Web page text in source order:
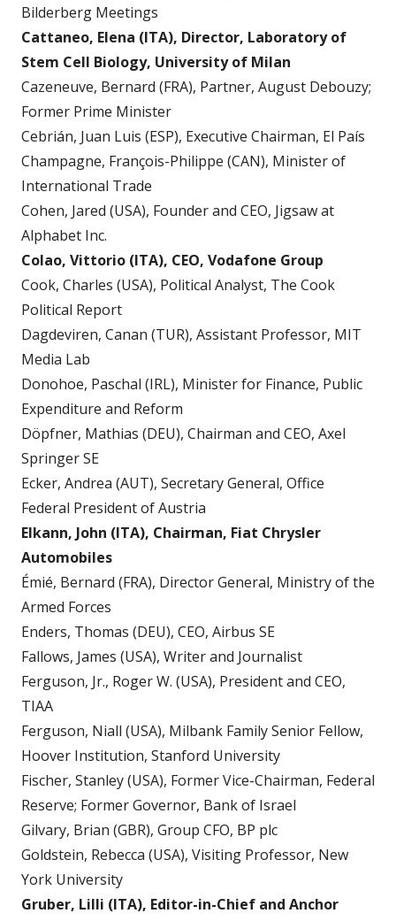
Bilderberg Meetings
Cattaneo, Elena (ITA), Director, Laboratory of
Stem Cell Biology, University of Milan
Cazeneuve, Bernard (FRA), Partner, August Debouzy;
Former Prime Minister
Cebrián, Juan Luis (ESP), Executive Chairman, El País
Champagne, François-Philippe (CAN), Minister of
International Trade
Cohen, Jared (USA), Founder and CEO, Jigsaw at
Alphabet Inc.
Colao, Vittorio (ITA), CEO, Vodafone Group
Cook, Charles (USA), Political Analyst, The Cook
Political Report
Dagdeviren, Canan (TUR), Assistant Professor, MIT
Media Lab
Donohoe, Paschal (IRL), Minister for Finance, Public
Expenditure and Reform
Döpfner, Mathias (DEU), Chairman and CEO, Axel
Springer SE
Ecker, Andrea (AUT), Secretary General, Office
Federal President of Austria
Elkann, John (ITA), Chairman, Fiat Chrysler
Automobiles
Émié, Bernard (FRA), Director General, Ministry of the
Armed Forces
Enders, Thomas (DEU), CEO, Airbus SE
Fallows, James (USA), Writer and Journalist
Ferguson, Jr., Roger W. (USA), President and CEO,
TIAA
Ferguson, Niall (USA), Milbank Family Senior Fellow,
Hoover Institution, Stanford University
Fischer, Stanley (USA), Former Vice-Chairman, Federal
Reserve; Former Governor, Bank of Israel
Gilvary, Brian (GBR), Group CFO, BP plc
Goldstein, Rebecca (USA), Visiting Professor, New
York University
Gruber, Lilli (ITA), Editor-in-Chief and Anchor